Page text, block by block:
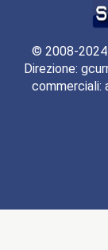
© 2008-2024
Direzione:
commerciali: